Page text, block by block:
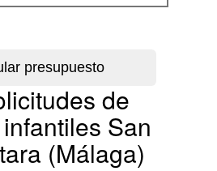
de
San
(Málaga)